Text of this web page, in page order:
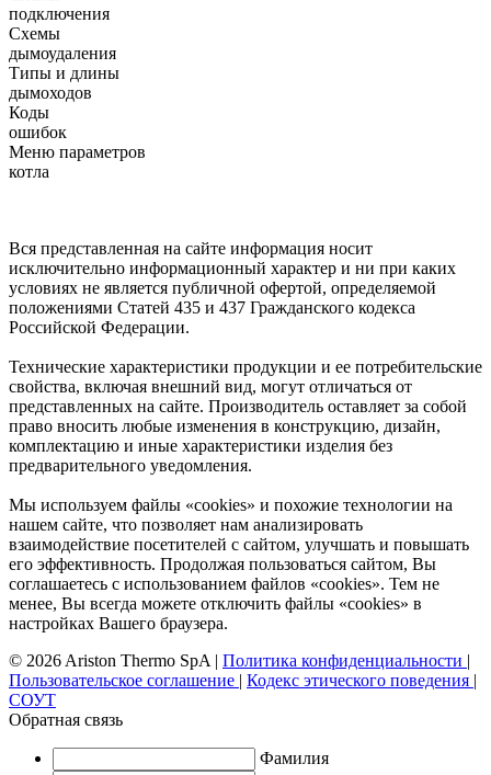
подключения
Схемы
дымоудаления
Типы и длины
дымоходов
Коды
ошибок
Меню параметров
котла
Вся представленная на сайте информация носит
исключительно информационный характер и ни при каких
условиях не является публичной офертой, определяемой
положениями Статей 435 и 437 Гражданского кодекса
Российской Федерации.
Технические характеристики продукции и ее потребительские
свойства, включая внешний вид, могут отличаться от
представленных на сайте. Производитель оставляет за собой
право вносить любые изменения в конструкцию, дизайн,
комплектацию и иные характеристики изделия без
предварительного уведомления.
Мы используем файлы «cookies» и похожие технологии на
нашем сайте, что позволяет нам анализировать
взаимодействие посетителей с сайтом, улучшать и повышать
его эффективность. Продолжая пользоваться сайтом, Вы
соглашаетесь с использованием файлов «cookies». Тем не
менее, Вы всегда можете отключить файлы «cookies» в
настройках Вашего браузера.
© 2026 Ariston Thermo SpA | Политика конфиденциальности |
Пользовательское соглашение | Кодекс этического поведения |
СОУТ
Обратная связь
Фамилия